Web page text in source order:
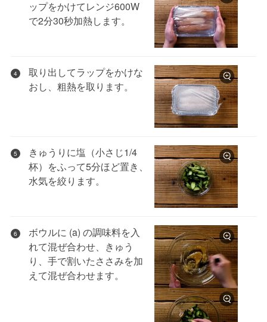
ップをかけてレンジ600W
で2分30秒加熱します。
4
取り出してラップをかけな
おし、粗熱を取ります。
5
きゅうりに塩（小さじ1/4
杯）をふって5分ほど置き、
水気を絞ります。
6
ボウルに (a) の調味料を入
れて混ぜ合わせ、きゅう
り、手で割いたささみを加
えて混ぜ合わせます。